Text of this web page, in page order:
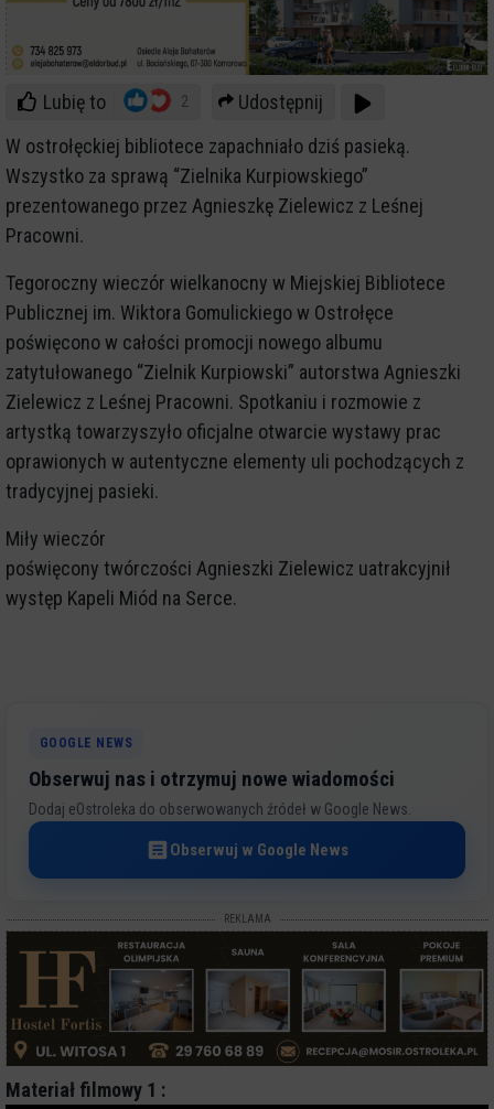
Lubię to 2
Udostępnij
W ostrołęckiej bibliotece zapachniało dziś pasieką.
Wszystko za sprawą “Zielnika Kurpiowskiego”
prezentowanego przez Agnieszkę Zielewicz z Leśnej
Pracowni.
Tegoroczny wieczór wielkanocny w Miejskiej Bibliotece
Publicznej im. Wiktora Gomulickiego w Ostrołęce
poświęcono w całości promocji nowego albumu
zatytułowanego “Zielnik Kurpiowski” autorstwa Agnieszki
Zielewicz z Leśnej Pracowni. Spotkaniu i rozmowie z
artystką towarzyszyło oficjalne otwarcie wystawy prac
oprawionych w autentyczne elementy uli pochodzących z
tradycyjnej pasieki.
Miły wieczór
poświęcony twórczości Agnieszki Zielewicz uatrakcyjnił
występ Kapeli Miód na Serce.
GOOGLE NEWS
Obserwuj nas i otrzymuj nowe wiadomości
Dodaj eOstroleka do obserwowanych źródeł w Google News.
Obserwuj w Google News
REKLAMA
Materiał filmowy 1 :